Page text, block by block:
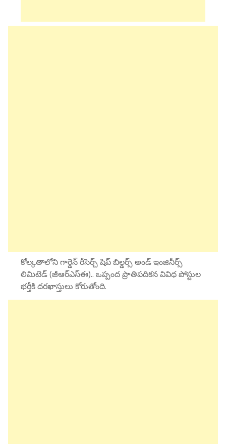
కోల్కతాలోని గార్డెన్ రీసెర్చ్ షిప్ బిల్డర్స్ అండ్ ఇంజినీర్స్
లిమిటెడ్ (జీఆర్ఎస్ఈ).. ఒప్పంద ప్రాతిపదికన వివిధ పోస్టుల
భర్తీకి దరఖాస్తులు కోరుతోంది.